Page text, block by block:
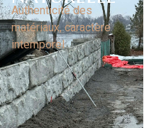
Authenticité des
matériaux, caractère
intemporel